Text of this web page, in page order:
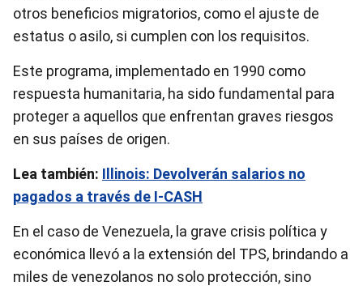
otros beneficios migratorios, como el ajuste de
estatus o asilo, si cumplen con los requisitos.
Este programa, implementado en 1990 como
respuesta humanitaria, ha sido fundamental para
proteger a aquellos que enfrentan graves riesgos
en sus países de origen.
Lea también: Illinois: Devolverán salarios no
pagados a través de I-CASH
En el caso de Venezuela, la grave crisis política y
económica llevó a la extensión del TPS, brindando a
miles de venezolanos no solo protección, sino